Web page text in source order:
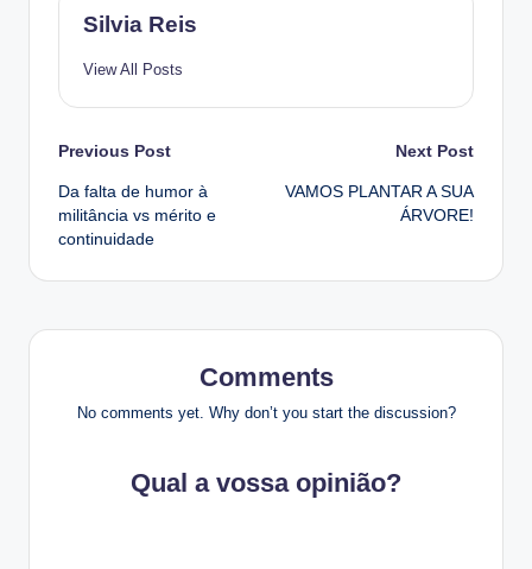
Silvia Reis
View All Posts
Post
navigation
Previous Post
Da falta de humor à
militância vs mérito e
continuidade
Next Post
VAMOS PLANTAR A SUA
ÁRVORE!
Comments
No comments yet. Why don’t you start the discussion?
Qual a vossa opinião?